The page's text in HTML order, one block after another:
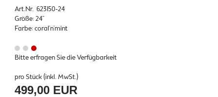
Art.Nr. 623150-24
Größe: 24"
Farbe: coral'n'mint
Bitte erfragen Sie die Verfügbarkeit
pro Stück (inkl. MwSt.)
499,00 EUR